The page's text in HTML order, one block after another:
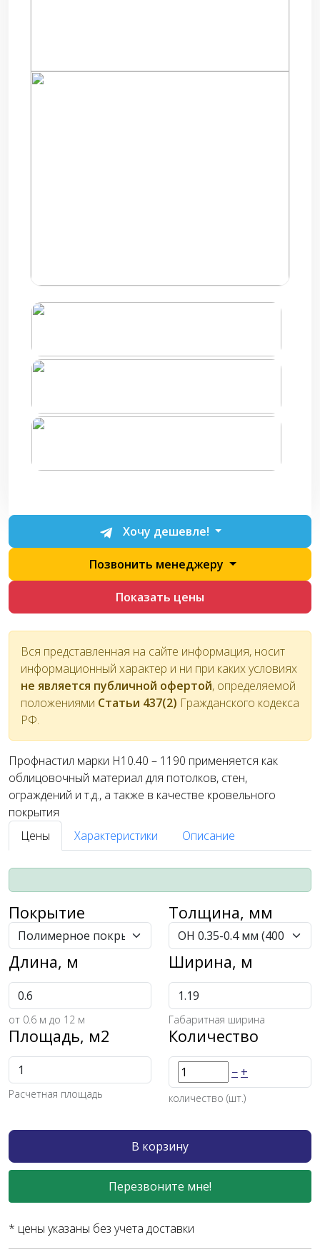
Хочу дешевле!
Позвонить менеджеру
Показать цены
Вся представленная на сайте информация, носит
информационный характер и ни при каких условиях
не является публичной офертой, определяемой
положениями Статьи 437(2) Гражданского кодекса
РФ.
Профнастил марки Н10.40 – 1190 применяется как
облицовочный материал для потолков, стен,
ограждений и т.д., а также в качестве кровельного
покрытия
Цены
Характеристики Описание
Покрытие Толщина, мм
Длина, м
от 0.6 м до 12 м
Ширина, м
Габаритная ширина
Площадь, м2
Расчетная площадь
Количество
− +
количество (шт.)
В корзину
Перезвоните мне!
* цены указаны без учета доставки